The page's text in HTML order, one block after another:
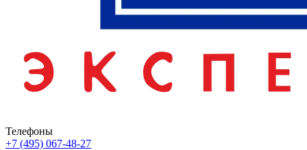
Телефоны
+7 (495) 067-48-27